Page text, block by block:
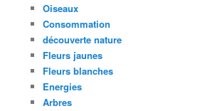
Oiseaux
Consommation
découverte nature
Fleurs jaunes
Fleurs blanches
Energies
Arbres